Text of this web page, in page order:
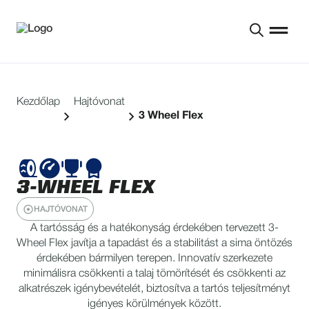
Kezdőlap
Hajtóvonat
3 Wheel Flex
3-WHEEL FLEX
HAJTÓVONAT
A tartósság és a hatékonyság érdekében tervezett 3-
Wheel Flex javítja a tapadást és a stabilitást a sima öntözés
érdekében bármilyen terepen. Innovatív szerkezete
minimálisra csökkenti a talaj tömörítését és csökkenti az
alkatrészek igénybevételét, biztosítva a tartós teljesítményt
igényes körülmények között.